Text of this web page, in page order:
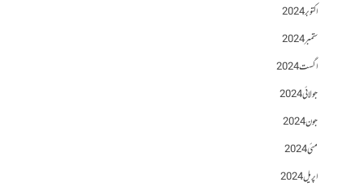
اکتوبر 2024
ستمبر 2024
اگست 2024
جولائی 2024
جون 2024
مئی 2024
اپریل 2024